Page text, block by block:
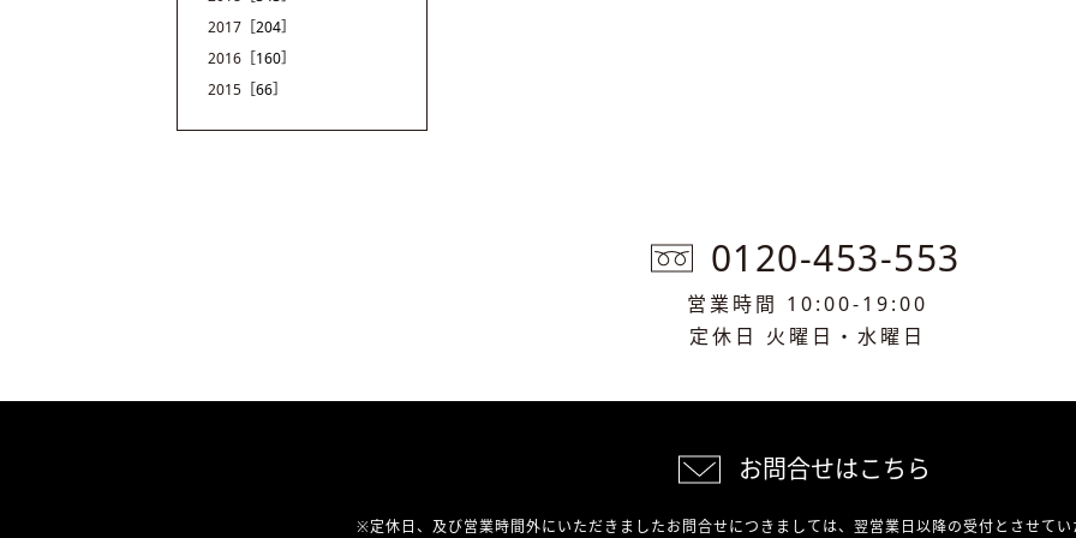
2017 ［204］
2016 ［160］
2015 ［66］
0120-453-553
営業時間 10:00-19:00
定休日 火曜日・水曜日
お問合せはこちら
※定休日、及び営業時間外にいただきましたお問合せにつきましては、翌営業日以降の受付とさせてい